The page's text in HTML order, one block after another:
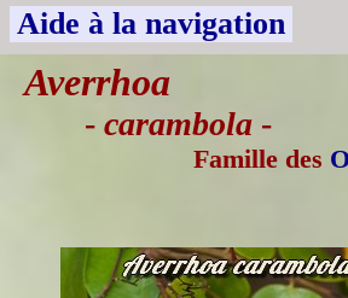
Aide à la navigation
Averrhoa
- carambola -
Famille des